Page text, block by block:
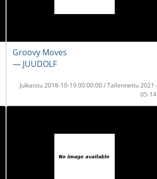
Groovy Moves
― JUUDOLF
Julkaistu 2018-10-19 00:00:00 / Tallennettu 2021-
05-14